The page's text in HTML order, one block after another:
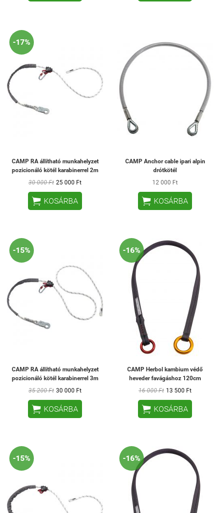
-17%
CAMP RA állítható munkahelyzet
pozicionáló kötél karabinerrel 2m
30 000 Ft 25 000 Ft
 KOSÁRBA
CAMP Anchor cable ipari alpin
drótkötél
12 000 Ft
 KOSÁRBA
-15%
CAMP RA állítható munkahelyzet
pozicionáló kötél karabinerrel 3m
35 200 Ft 30 000 Ft
 KOSÁRBA
-16%
CAMP Herbol kambium védő
heveder favágáshoz 120cm
16 000 Ft 13 500 Ft
 KOSÁRBA
-15% -16%